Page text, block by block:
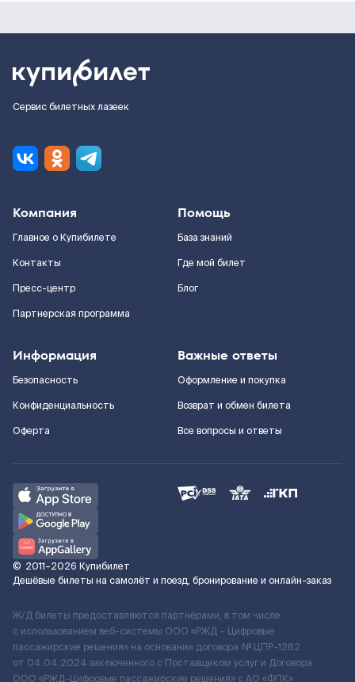
Сервис билетных лазеек
Компания
Главное о Купибилете
Контакты
Пресс-центр
Партнерская программа
Помощь
База знаний
Где мой билет
Блог
Информация
Безопасность
Конфиденциальность
Оферта
Важные ответы
Оформление и покупка
Возврат и обмен билета
Все вопросы и ответы
© 2011–2026 Купибилет
Дешёвые билеты на самолёт и поезд, бронирование и онлайн-заказ
Ж/Д билеты предоставляются партнёрами, в том числе
с использованием веб-системы ООО «РЖД – Цифровые
пассажирские решения» на основании договора № ЦПР-1282
от 04.04.2024 заключенного с Поставщиком услуг и Договора
ООО «РЖД-Цифровые пассажирские решения» c АО «ФПК»